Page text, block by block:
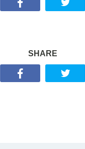
SHARE